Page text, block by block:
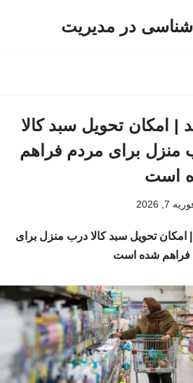
در مدیریت
| امکان تحویل سبد کالا
منزل برای مردم فراهم
است
7, 2026
| امکان تحویل سبد کالا درب منزل برای
فراهم شده است